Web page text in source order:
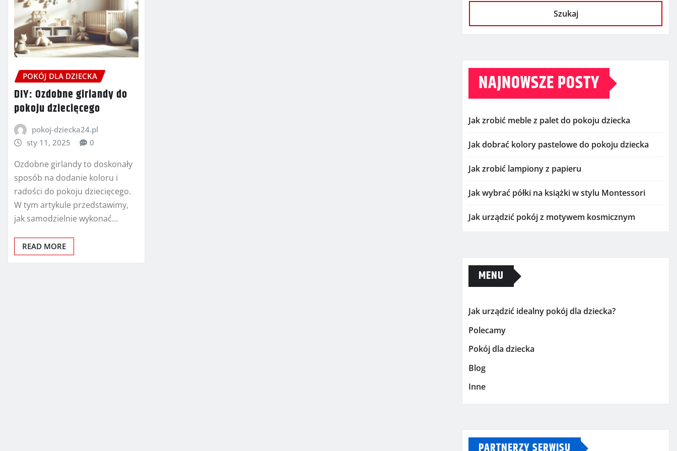
POKÓJ DLA DZIECKA
DIY: Ozdobne girlandy do
pokoju dziecięcego
pokoj-dziecka24.pl
sty 11, 2025
0
Ozdobne girlandy to doskonały
sposób na dodanie koloru i
radości do pokoju dziecięcego.
W tym artykule przedstawimy,
jak samodzielnie wykonać…
READ MORE
Szukaj
NAJNOWSZE POSTY
Jak zrobić meble z palet do pokoju dziecka
Jak dobrać kolory pastelowe do pokoju dziecka
Jak zrobić lampiony z papieru
Jak wybrać półki na książki w stylu Montessori
Jak urządzić pokój z motywem kosmicznym
MENU
Jak urządzić idealny pokój dla dziecka?
Polecamy
Pokój dla dziecka
Blog
Inne